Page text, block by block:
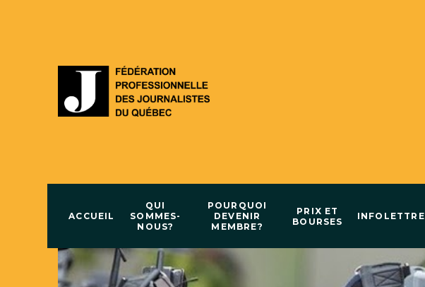
ACCUEIL
QUI
SOMMES-
NOUS?
POURQUOI
DEVENIR
MEMBRE?
PRIX ET
BOURSES
INFOLETTRE